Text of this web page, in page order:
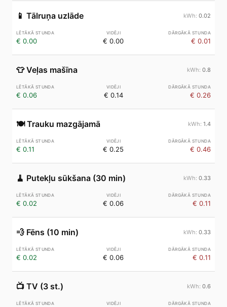
📱 Tālruņa uzlāde 0.02
€ 0.00 € 0.00 € 0.01
👕 Veļas mašīna 0.8
€ 0.06 € 0.14 € 0.26
🍽️ Trauku mazgājamā 1.4
€ 0.11 € 0.25 € 0.46
🧹 Putekļu sūkšana (30 min) 0.33
€ 0.02 € 0.06 € 0.11
💨 Fēns (10 min) 0.33
€ 0.02 € 0.06 € 0.11
📺 TV (3 st.) 0.6